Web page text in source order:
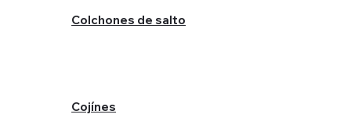
Colchones de salto
Cojínes